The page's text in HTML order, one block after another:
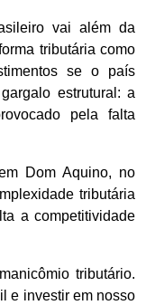
vai além da
tributária como
se o país
estrutural: a
pela falta
Dom Aquino, no
tributária
a competitividade
tributário.
e investir em nosso